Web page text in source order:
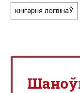
кнігарня логвінаЎ